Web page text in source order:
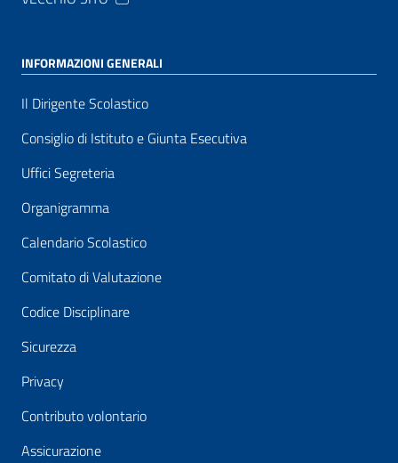
INFORMAZIONI GENERALI
Il Dirigente Scolastico
Consiglio di Istituto e Giunta Esecutiva
Uffici Segreteria
Organigramma
Calendario Scolastico
Comitato di Valutazione
Codice Disciplinare
Sicurezza
Privacy
Contributo volontario
Assicurazione